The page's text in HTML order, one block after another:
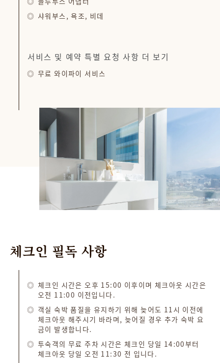
샤워부스, 욕조, 비데
서비스 및 예약 특별 요청 사항 더 보기
무료 와이파이 서비스
체크인 필독 사항
체크인 시간은 오후 15:00 이후이며 체크아웃 시간은
오전 11:00 이전입니다.
객실 숙박 품질을 유지하기 위해 늦어도 11시 이전에
체크아웃 해주시기 바라며, 늦어질 경우 추가 숙박 요
금이 발생합니다.
투숙객의 무료 주차 시간은 체크인 당일 14:00부터
체크아웃 당일 오전 11:30 전 입니다.